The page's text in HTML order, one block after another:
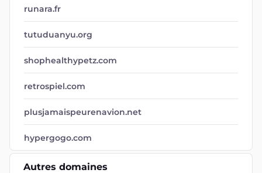
runara.fr
tutuduanyu.org
shophealthypetz.com
retrospiel.com
plusjamaispeurenavion.net
hypergogo.com
Autres domaines